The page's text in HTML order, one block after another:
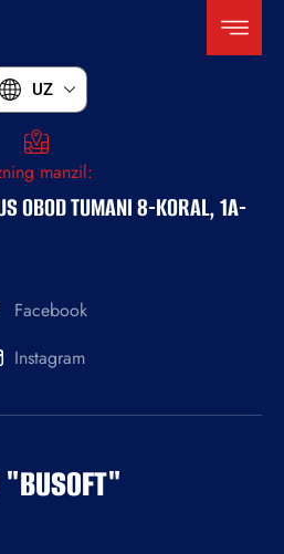
UZ
Instagram
Facebook
manzil:
OBOD TUMANI 8-KORAL, 1A-